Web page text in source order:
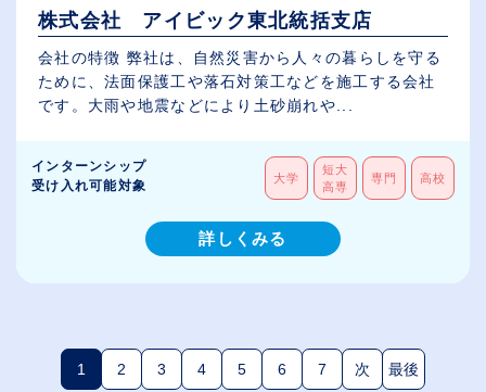
株式会社 アイビック東北統括支店
会社の特徴 弊社は、自然災害から人々の暮らしを守る
ために、法面保護工や落石対策工などを施工する会社
です。大雨や地震などにより土砂崩れや...
インターンシップ
受け入れ可能対象
大学
短大
高専
専門 高校
詳しくみる
1(現在のページ)
2 3 4 5 6 7 次 最後